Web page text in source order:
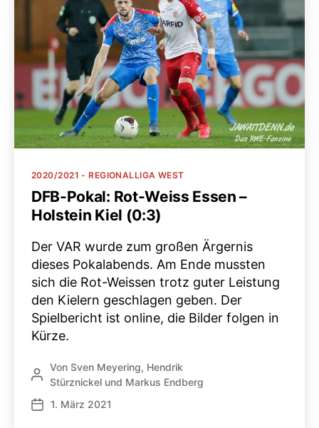
Kategorien
2020/2021 - REGIONALLIGA WEST
DFB-Pokal: Rot-Weiss Essen –
Holstein Kiel (0:3)
Der VAR wurde zum großen Ärgernis
dieses Pokalabends. Am Ende mussten
sich die Rot-Weissen trotz guter Leistung
den Kielern geschlagen geben. Der
Spielbericht ist online, die Bilder folgen in
Kürze.
Beitragsautor
Von Sven Meyering, Hendrik
Stürznickel und Markus Endberg
Veröffentlichungsdatum
1. März 2021